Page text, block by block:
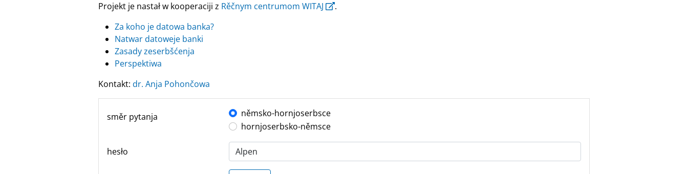
Projekt je nastał w kooperaciji z Rěčnym centrumom WITAJ
.
Za koho je datowa banka?
Natwar datoweje banki
Zasady zeserbšćenja
Perspektiwa
Kontakt: dr. Anja Pohončowa
směr pytanja
němsko-hornjoserbsce
hornjoserbsko-němsce
hesło